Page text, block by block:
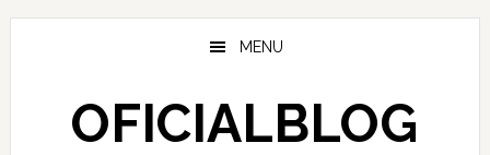
Skip
Skip
MENU
OFICIALBLOG